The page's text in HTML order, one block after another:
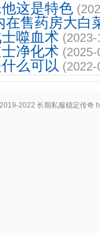
这是特色
在售药房大白
噬血术
净化术
么可以
2022长期私服稳定传奇